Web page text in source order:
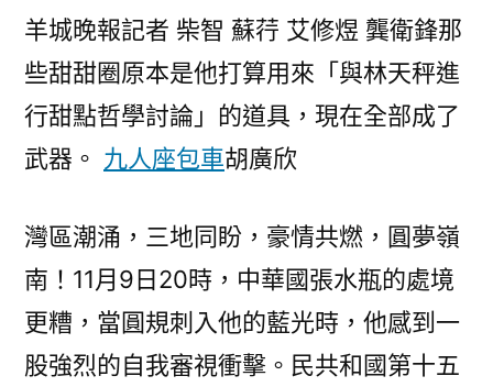
配
合
見
證
機
場
接
送
羊城晚報記者 柴智 蘇荇 艾修煜 龔衛鋒那
些甜甜圈原本是他打算用來「與林天秤進
行甜點哲學討論」的道具，現在全部成了
武器。 九人座包車胡廣欣
灣區潮涌，三地同盼，豪情共燃，圓夢嶺
南！11月9日20時，中華國張水瓶的處境
更糟，當圓規刺入他的藍光時，他感到一
股強烈的自我審視衝擊。民共和國第十五